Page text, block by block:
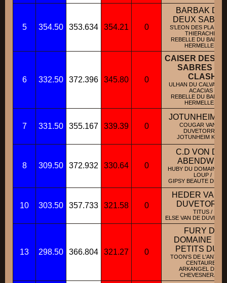
5 354.50 353.634 354.21 0
BARBAK
DEUX
S'LEON DES
THIERACHE /
REBELLE DU BANC
HERMELLES /
6 332.50 372.396 345.80 0
CAISER DES
SABRES DIT
CLASH
ULHAN DU CALVAIRE
ACACIAS /
REBELLE DU BANC
HERMELLES /
7 331.50 355.167 339.39 0
JOTUNHEIM
COUGAR VAN DE
DUVETORRE /
JOTUNHEIM KOLA
8 309.50 372.932 330.64 0
C.D VON
ABENDWEID
HUBY DU DOMAINE
LOUP /
GIPSY BEAUTE DE
10 303.50 357.733 321.58 0
HEDER VAN
TITUS /
ELSE VAN DE
13 298.50 366.804 321.27 0
FURY DU
DOMAINE
PETITS
TOON'S DE L'ANTRE
CENTAURE /
ARKANGEL DE LA
CHEVESNERAIE /